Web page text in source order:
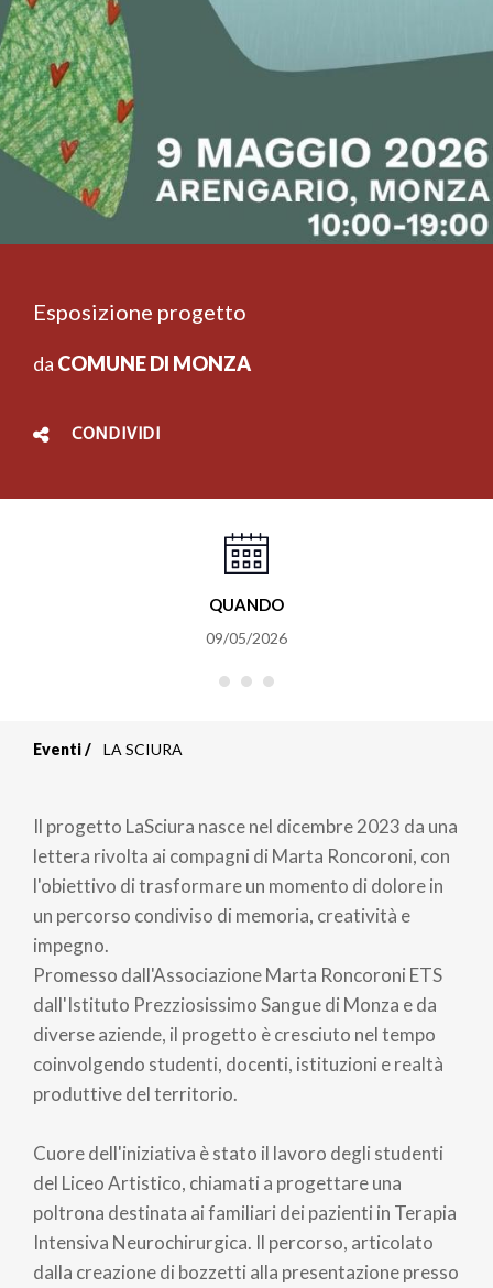
Esposizione progetto
da COMUNE DI MONZA
CONDIVIDI
QUANDO
09/05/2026
di
pane
Eventi LA SCIURA
Il progetto LaSciura nasce nel dicembre 2023 da una
lettera rivolta ai compagni di Marta Roncoroni, con
l'obiettivo di trasformare un momento di dolore in
un percorso condiviso di memoria, creatività e
impegno.
Promesso dall'Associazione Marta Roncoroni ETS
dall'Istituto Prezziosissimo Sangue di Monza e da
diverse aziende, il progetto è cresciuto nel tempo
coinvolgendo studenti, docenti, istituzioni e realtà
produttive del territorio.
Cuore dell'iniziativa è stato il lavoro degli studenti
del Liceo Artistico, chiamati a progettare una
poltrona destinata ai familiari dei pazienti in Terapia
Intensiva Neurochirurgica. Il percorso, articolato
dalla creazione di bozzetti alla presentazione presso